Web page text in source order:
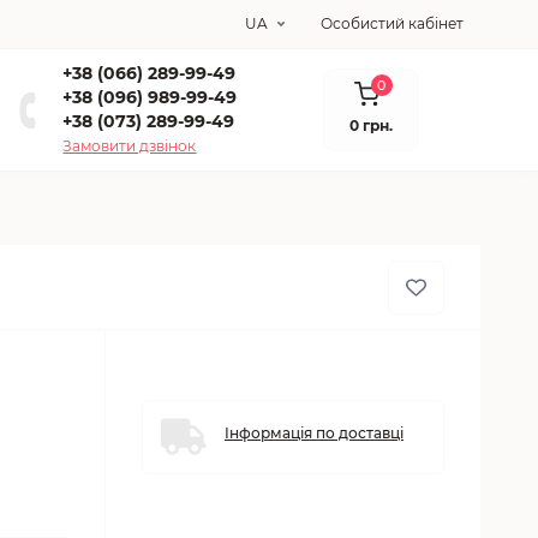
UA Особистий кабінет
+38 (066) 289-99-49
+38 (096) 989-99-49
+38 (073) 289-99-49
Замовити дзвінок
0
0 грн.
Інформація по доставці